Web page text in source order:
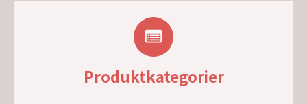
Produktkategorier